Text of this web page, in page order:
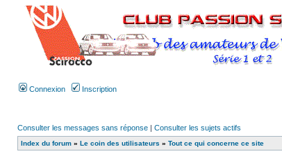
Connexion Inscription
Consulter les messages sans réponse | Consulter les sujets actifs
Index du forum » Le coin des utilisateurs » Tout ce qui concerne ce site